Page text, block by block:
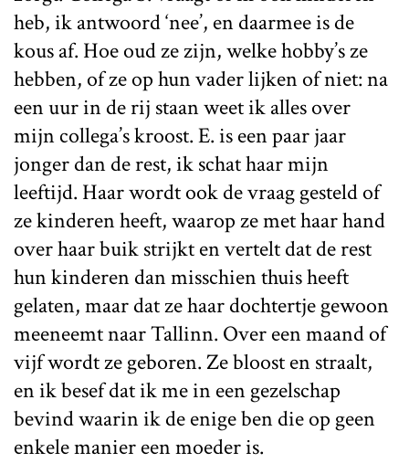
heb, ik antwoord ‘nee’, en daarmee is de
kous af. Hoe oud ze zijn, welke hobby’s ze
hebben, of ze op hun vader lijken of niet: na
een uur in de rij staan weet ik alles over
mijn collega’s kroost. E. is een paar jaar
jonger dan de rest, ik schat haar mijn
leeftijd. Haar wordt ook de vraag gesteld of
ze kinderen heeft, waarop ze met haar hand
over haar buik strijkt en vertelt dat de rest
hun kinderen dan misschien thuis heeft
gelaten, maar dat ze haar dochtertje gewoon
meeneemt naar Tallinn. Over een maand of
vijf wordt ze geboren. Ze bloost en straalt,
en ik besef dat ik me in een gezelschap
bevind waarin ik de enige ben die op geen
enkele manier een moeder is.